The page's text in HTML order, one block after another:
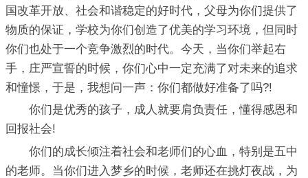
国改革开放、社会和谐稳定的好时代，父母为你们提供了
物质的保证，学校为你们创造了优美的学习环境，但同时
你们也处于一个竞争激烈的时代。今天，当你们举起右
手，庄严宣誓的时候，你们心中一定充满了对未来的追求
和憧憬，于是，我想问一声：你们都做好准备了吗?!
你们是优秀的孩子，成人就要肩负责任，懂得感恩和
回报社会!
你们的成长倾注着社会和老师们的心血，特别是五中
的老师。当你们进入梦乡的时候，老师还在挑灯夜战，为